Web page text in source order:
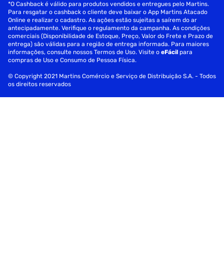
*O Cashback é válido para produtos vendidos e entregues pelo Martins.
Para resgatar o cashback o cliente deve baixar o App Martins Atacado
Online e realizar o cadastro. As ações estão sujeitas a saírem do ar
antecipadamente. Verifique o regulamento da campanha. As condições
comerciais (Disponibilidade de Estoque, Preço, Valor do Frete e Prazo de
entrega) são válidas para a região de entrega informada. Para maiores
informações, consulte nossos Termos de Uso. Visite oeFácil para
compras de Uso e Consumo de Pessoa Física.
© Copyright 2021 Martins Comércio e Serviço de Distribuição S.A. - Todos
os direitos reservados